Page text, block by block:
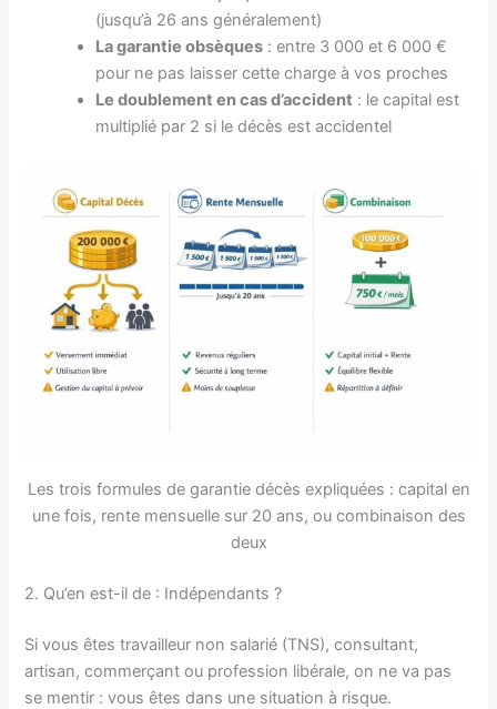
(jusqu’à 26 ans généralement)
La garantie obsèques : entre 3 000 et 6 000 €
pour ne pas laisser cette charge à vos proches
Le doublement en cas d’accident : le capital est
multiplié par 2 si le décès est accidentel
Les trois formules de garantie décès expliquées : capital en
une fois, rente mensuelle sur 20 ans, ou combinaison des
deux
2. Qu’en est-il de : Indépendants ?
Si vous êtes travailleur non salarié (TNS), consultant,
artisan, commerçant ou profession libérale, on ne va pas
se mentir : vous êtes dans une situation à risque.